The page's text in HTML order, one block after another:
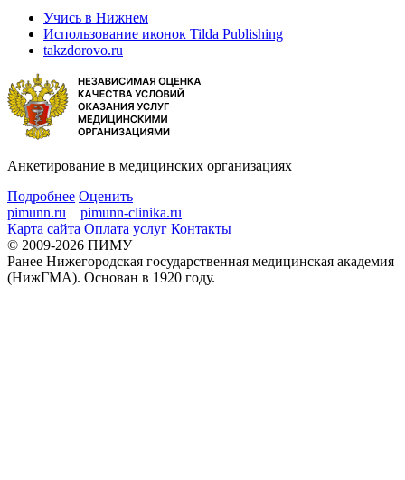
Учись в Нижнем
Использование иконок Tilda Publishing
takzdorovo.ru
Анкетирование в медицинских организациях
Подробнее Оценить
pimunn.ru
pimunn-clinika.ru
Карта сайта Оплата услуг Контакты
© 2009-2026 ПИМУ
Ранее Нижегородская государственная медицинская академия
(НижГМА). Основан в 1920 году.